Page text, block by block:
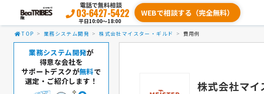
電話で無料相談
03-6427-5422
平日10:00〜18:00
WEBで相談する（完全無料）
TOP 業務システム開発 株式会社マイスター・ギルド 費用例
業務システム開発が
得意な会社を
サポートデスクが無料で
選定・ご紹介します！
株式会社マイ